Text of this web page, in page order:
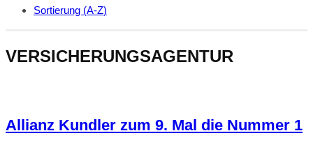
Sortierung (A-Z)
VERSICHERUNGSAGENTUR
Allianz Kundler zum 9. Mal die Nummer 1